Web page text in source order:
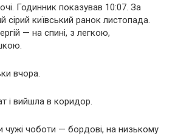
Годинник показував 10:07. За
сірий київський ранок листопада.
— на спині, з легкою,
вчора.
і вийшла в коридор.
чужі чоботи — бордові, на низькому